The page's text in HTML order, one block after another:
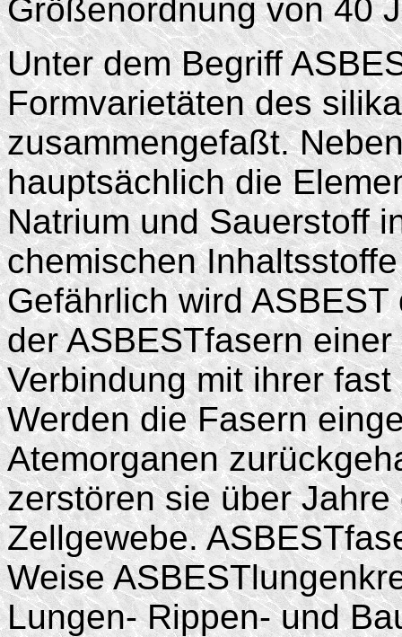
Größenordnung von 40
Unter dem Begriff
Formvarietäten des
zusammengefaßt.
hauptsächlich die
Natrium und Sauerstoff
chemischen
Gefährlich wird
der ASBESTfasern
Verbindung mit ihrer
Werden die Fasern
Atemorganen
zerstören sie über
Zellgewebe.
Weise
Lungen- Rippen- und